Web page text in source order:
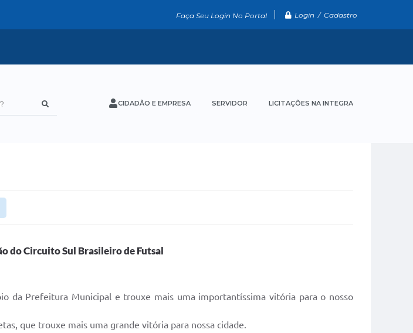
Faça Seu Login No Portal Login / Cadastro
CIDADÃO E EMPRESA SERVIDOR LICITAÇÕES NA INTEGRA
do Circuito Sul Brasileiro de Futsal
da Prefeitura Municipal e trouxe mais uma importantíssima vitória para o nosso
que trouxe mais uma grande vitória para nossa cidade.